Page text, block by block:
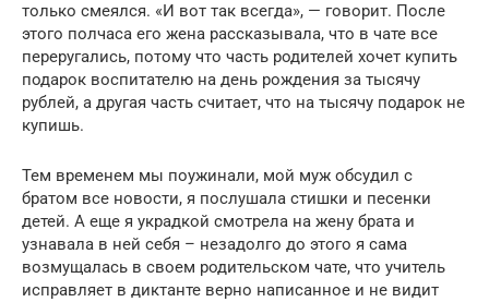
только смеялся. «И вот так всегда», — говорит. После
этого полчаса его жена рассказывала, что в чате все
переругались, потому что часть родителей хочет купить
подарок воспитателю на день рождения за тысячу
рублей, а другая часть считает, что на тысячу подарок не
купишь.
Тем временем мы поужинали, мой муж обсудил с
братом все новости, я послушала стишки и песенки
детей. А еще я украдкой смотрела на жену брата и
узнавала в ней себя – незадолго до этого я сама
возмущалась в своем родительском чате, что учитель
исправляет в диктанте верно написанное и не видит